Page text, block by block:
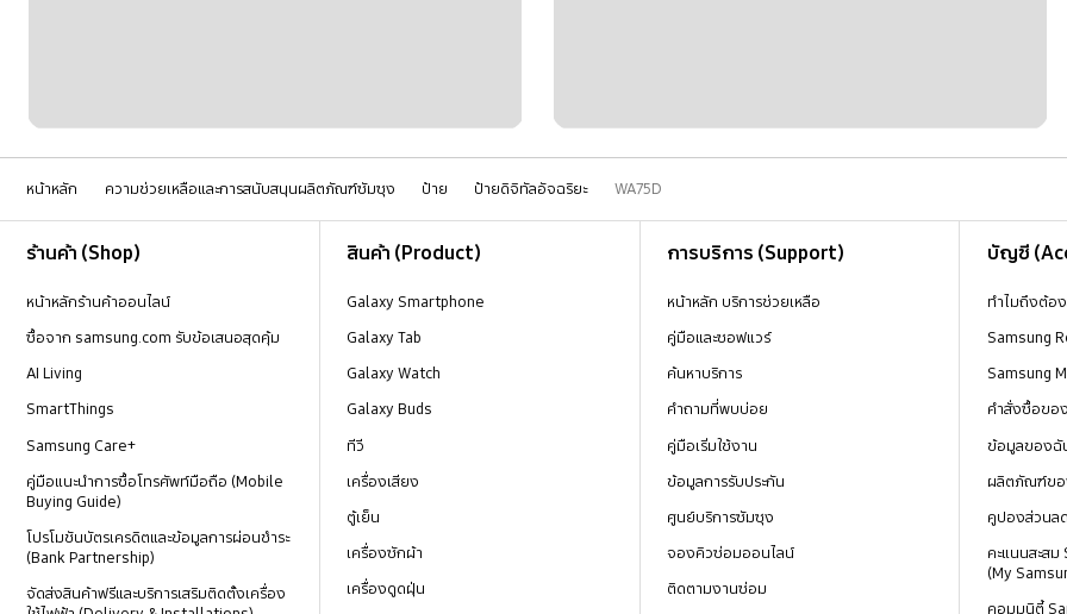
หน้าหลัก ความช่วยเหลือและการสนับสนุนผลิตภัณฑ์ซัมซุง ป้าย ป้ายดิจิทัลอัจฉริยะ WA75D
ร้านค้า (Shop)
หน้าหลักร้านค้าออนไลน์
ซื้อจาก samsung.com รับข้อเสนอสุดคุ้ม
AI Living
SmartThings
Samsung Care+
คู่มือแนะนำการซื้อโทรศัพท์มือถือ (Mobile
Buying Guide)
โปรโมชันบัตรเครดิตและข้อมูลการผ่อนชำระ
(Bank Partnership)
จัดส่งสินค้าฟรีและบริการเสริมติดตั้งเครื่อง
สินค้า (Product)
Galaxy Smartphone
Galaxy Tab
Galaxy Watch
Galaxy Buds
ทีวี
เครื่องเสียง
ตู้เย็น
เครื่องซักผ้า
เครื่องดูดฝุ่น
การบริการ (Support)
หน้าหลัก บริการช่วยเหลือ
คู่มือและซอฟแวร์
ค้นหาบริการ
คำถามที่พบบ่อย
คู่มือเริ่มใช้งาน
ข้อมูลการรับประกัน
ศูนย์บริการซัมซุง
จองคิวซ่อมออนไลน์
ติดตามงานซ่อม
บัญชี
ทำไมถึงต้อ
Samsung
Samsung
คำสั่งซื้อขอ
ข้อมูลของฉั
ผลิตภัณฑ์ขอ
คูปองส่วนล
คะแนนสะส
(My
คอมมูนิตี้